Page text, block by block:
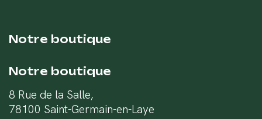
Notre boutique
Notre boutique
8 Rue de la Salle,
78100 Saint-Germain-en-Laye